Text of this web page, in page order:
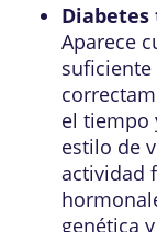
Diabetes
Aparece
el tiempo
estilo de
actividad
genética